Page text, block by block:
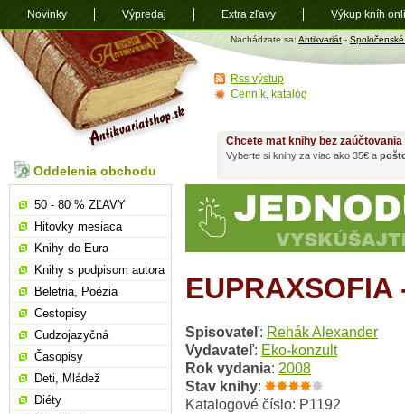
Antikvariát
shop.sk
Nachádzate sa: Antikvariát -
Spisovateľ: Rehák Alexander
Vydavateľ: Eko-konzult
Rok vydania: 2008
Stav knihy:
Katalogové číslo: P1192
Chcete mat knihy bez
Vyberte si knihy za viac ako 35€ a
Oddelenia obchodu
50 - 80 % ZĽAVY
Hitovky mesiaca
Knihy do Eura
Knihy s podpisom autora
Beletria, Poézia
Cestopisy
Cudzojazyčná
Časopisy
Deti, Mládež
Diéty
Rss výstup
Cenník, katalóg
Novinky Výpredaj Extra zľavy Výkup kníh